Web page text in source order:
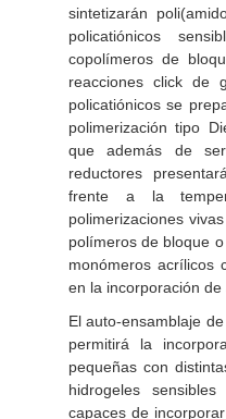
sintetizarán
policatiónicos
copolímeros de
reacciones click de
policatiónicos se
polimerización tipo
que además de
reductores
frente a la
polimerizaciones
polímeros de bloque
monómeros acrílicos
en la incorporación de
El auto-ensamblaje
permitirá la
pequeñas con
hidrogeles
capaces de